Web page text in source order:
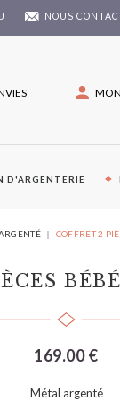
NOUS
D'ARGENTERIE
COFFRET 2
169.00 €
Métal argenté